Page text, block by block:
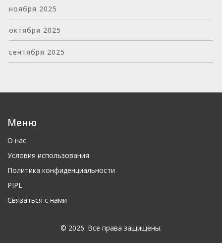
ноября 2025
октября 2025
сентября 2025
Меню
О нас
Условия использования
Политика конфиденциальности
PIPL
Связаться с нами
© 2026. Все права защищены.